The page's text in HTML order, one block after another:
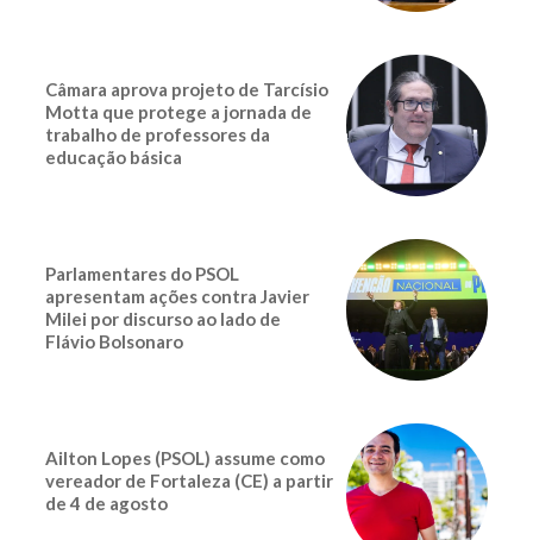
Câmara aprova projeto de Tarcísio
Motta que protege a jornada de
trabalho de professores da
educação básica
Parlamentares do PSOL
apresentam ações contra Javier
Milei por discurso ao lado de
Flávio Bolsonaro
Ailton Lopes (PSOL) assume como
vereador de Fortaleza (CE) a partir
de 4 de agosto